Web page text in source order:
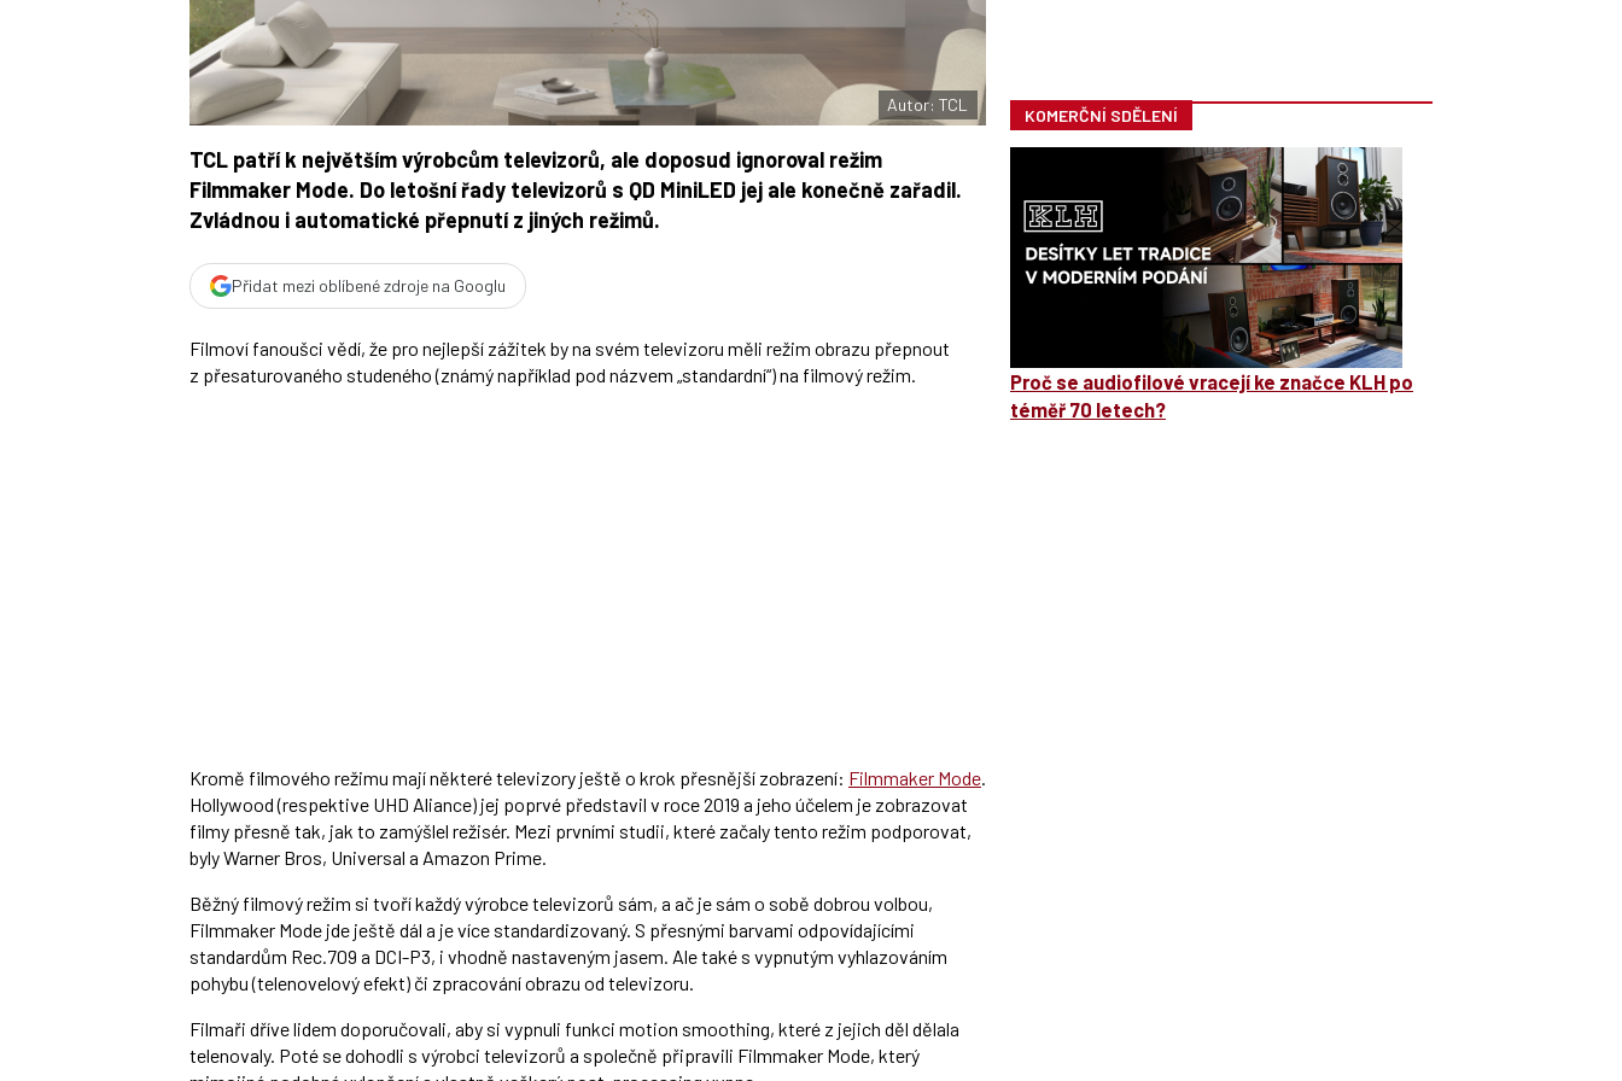
Autor: TCL
TCL patří k největším výrobcům televizorů, ale doposud ignoroval režim
Filmmaker Mode. Do letošní řady televizorů s QD MiniLED jej ale konečně zařadil.
Zvládnou i automatické přepnutí z jiných režimů.
Přidat mezi oblíbené zdroje na Googlu
Filmoví fanoušci vědí, že pro nejlepší zážitek by na svém televizoru měli režim obrazu přepnout
z přesaturovaného studeného (známý například pod názvem „standardní“) na filmový režim.
Kromě filmového režimu mají některé televizory ještě o krok přesnější zobrazení: Filmmaker Mode.
Hollywood (respektive UHD Aliance) jej poprvé představil v roce 2019 a jeho účelem je zobrazovat
filmy přesně tak, jak to zamýšlel režisér. Mezi prvními studii, které začaly tento režim podporovat,
byly Warner Bros, Universal a Amazon Prime.
Běžný filmový režim si tvoří každý výrobce televizorů sám, a ač je sám o sobě dobrou volbou,
Filmmaker Mode jde ještě dál a je více standardizovaný. S přesnými barvami odpovídajícími
standardům Rec.709 a DCI-P3, i vhodně nastaveným jasem. Ale také s vypnutým vyhlazováním
pohybu (telenovelový efekt) či zpracování obrazu od televizoru.
Filmaři dříve lidem doporučovali, aby si vypnuli funkci motion smoothing, které z jejich děl dělala
telenovaly. Poté se dohodli s výrobci televizorů a společně připravili Filmmaker Mode, který
KOMERČNÍ SDĚLENÍ
Proč se audiofilové vracejí ke značce KLH po
téměř 70 letech?